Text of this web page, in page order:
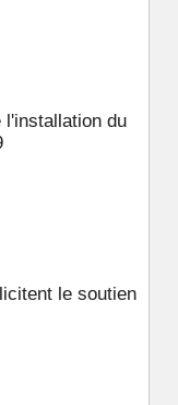
l'installation du
le soutien